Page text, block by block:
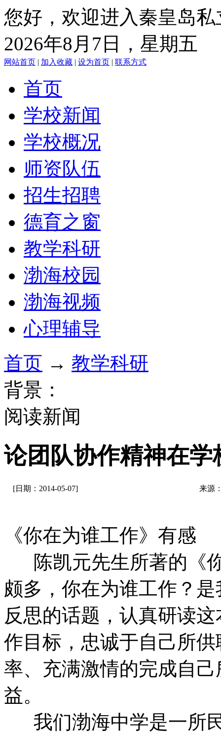
您好，欢迎进入秦皇岛
2026年8月7日，星期五
网站首页 | 加入收藏 | 设为首页 | 联系方式
首页
学校新闻
学校概况
师资队伍
招生招聘
德育之窗
教学科研
渤海校园
渤海视频
心理辅导
首页 → 教学科研
背景：
阅读新闻
论团队协作精神在
[日期：2014-05-07] 来源
《你在为谁工作》有感
陈凯元先生所著的《
颇多，你在为谁工作？
反思的话题，认真研读
作目标，忠诚于自己所
率、充满激情的完成自
益。
我们渤海中学是一所